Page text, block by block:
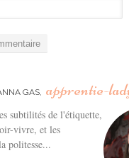
GAS, apprentie-
subtilités de l'étiquette,
vivre, et les
politesse...